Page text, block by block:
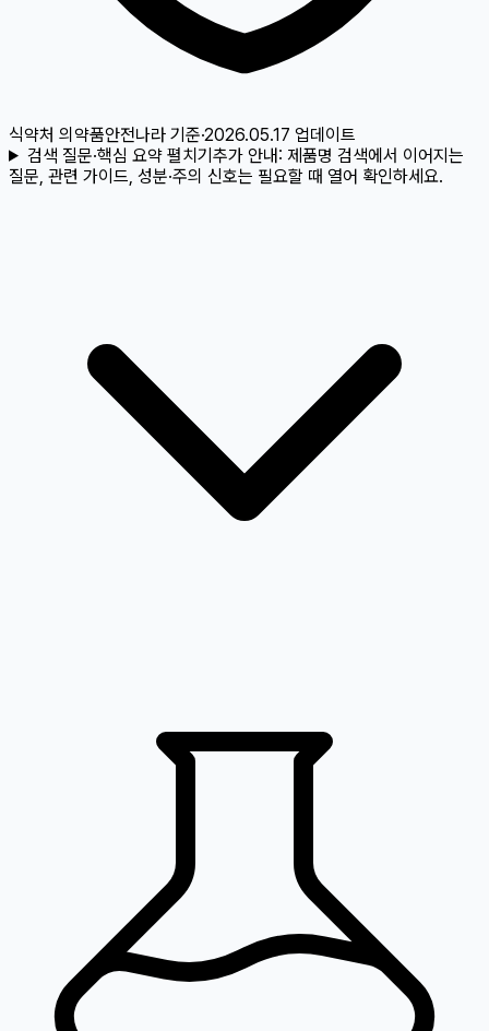
식약처 의약품안전나라 기준·2026.05.17 업데이트
검색 질문·핵심 요약 펼치기추가 안내: 제품명 검색에서 이어지는
질문, 관련 가이드, 성분·주의 신호는 필요할 때 열어 확인하세요.